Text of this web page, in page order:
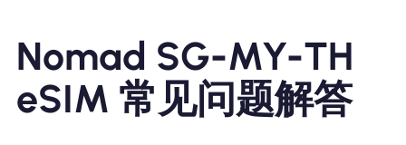
Nomad SG-MY-TH
eSIM 常见问题解答